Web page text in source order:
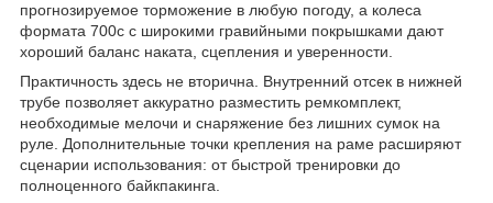
прогнозируемое торможение в любую погоду, а колеса
формата 700c с широкими гравийными покрышками дают
хороший баланс наката, сцепления и уверенности.
Практичность здесь не вторична. Внутренний отсек в нижней
трубе позволяет аккуратно разместить ремкомплект,
необходимые мелочи и снаряжение без лишних сумок на
руле. Дополнительные точки крепления на раме расширяют
сценарии использования: от быстрой тренировки до
полноценного байкпакинга.